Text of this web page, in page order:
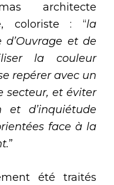
architecte
coloriste : “la
et de
la couleur
repérer avec un
secteur, et éviter
et d’inquiétude
face à la
”
été traités